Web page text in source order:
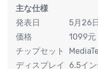
主な仕様
発表日
5月26日
価格
1099元
チップセット
ディスプレイ
6.5イ